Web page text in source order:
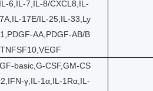
6,IL-7,IL-8/CXCL8,IL-
17E/IL-25,IL-33,Ly
AA,PDGF-AB/B
basic,G-CSF,GM-CS
γ,IL-1α,IL-1Rα,IL-